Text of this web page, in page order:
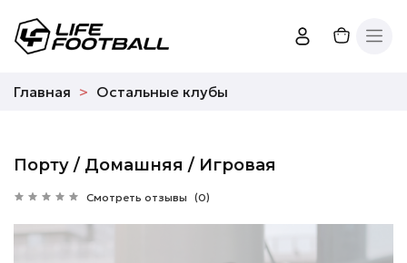
Главная Остальные клубы
Порту / Домашняя / Игровая
Смотреть отзывы (0)